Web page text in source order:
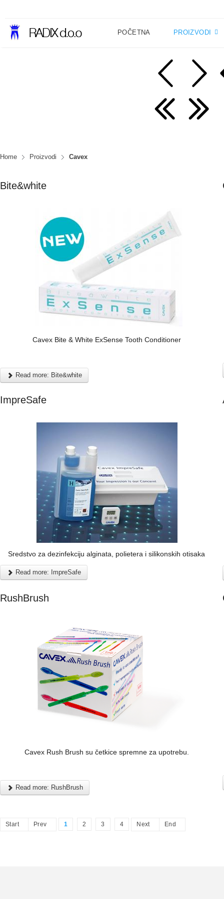
POČETNA PROIZVODI
Home Proizvodi Cavex
Bite&white
Cavex Bite & White ExSense Tooth Conditioner
Read more: Bite&white
ImpreSafe
Sredstvo za dezinfekciju alginata, polietera i silikonskih otisaka
Read more: ImpreSafe
RushBrush
Cavex Rush Brush su četkice spremne za upotrebu.
Read more: RushBrush
Start Prev 1 2 3 4 Next End